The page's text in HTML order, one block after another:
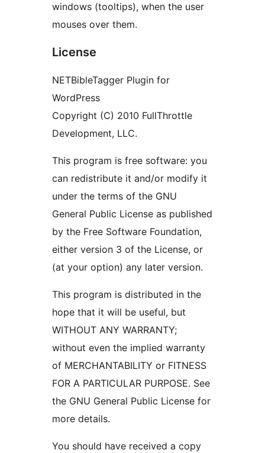
windows (tooltips), when the user
mouses over them.
License
NETBibleTagger Plugin for
WordPress
Copyright (C) 2010 FullThrottle
Development, LLC.
This program is free software: you
can redistribute it and/or modify it
under the terms of the GNU
General Public License as published
by the Free Software Foundation,
either version 3 of the License, or
(at your option) any later version.
This program is distributed in the
hope that it will be useful, but
WITHOUT ANY WARRANTY;
without even the implied warranty
of MERCHANTABILITY or FITNESS
FOR A PARTICULAR PURPOSE. See
the GNU General Public License for
more details.
You should have received a copy